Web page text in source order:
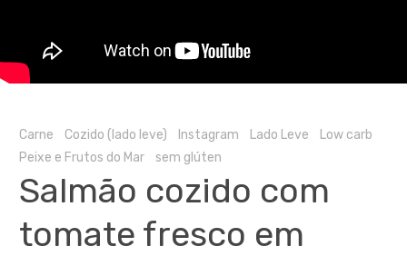
Carne Cozido (lado leve) Instagram Lado Leve
Low carb
Peixe e Frutos do Mar
sem glúten
Salmão cozido com
tomate fresco em